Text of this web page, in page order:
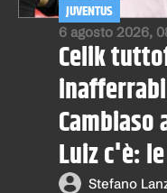
6 agosto 2026,
JUVENTUS
Celik
Cambiaso
Luiz c'è:
Stefano